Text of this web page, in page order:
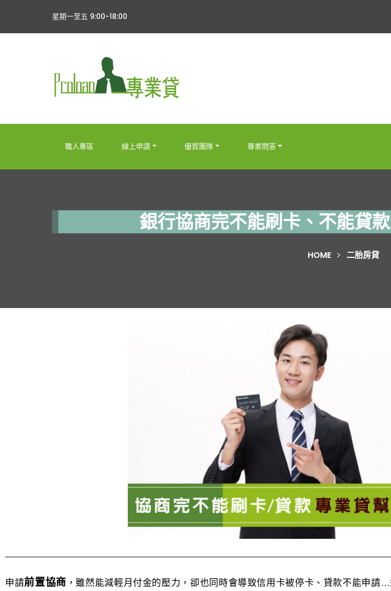
星期一至五 9:00-18:00
職人專區 線上申請 優質團隊 專業問答
銀行協商完不能刷卡、不能貸
HOME 二胎房貸
申請前置協商 ，雖然能減輕月付金的壓力，卻也同時會導致信用卡被停卡、貸款不能申請